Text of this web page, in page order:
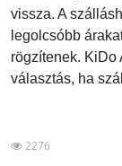
Szállások a
Szállások
vissza. A
legolcsóbb
rögzítenek. KiDo
választás, ha
2276